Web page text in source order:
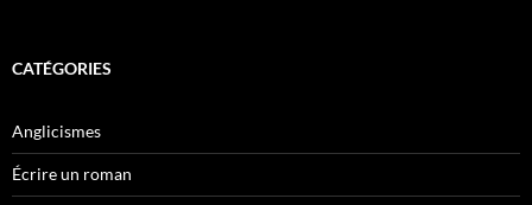
CATÉGORIES
Anglicismes
Écrire un roman